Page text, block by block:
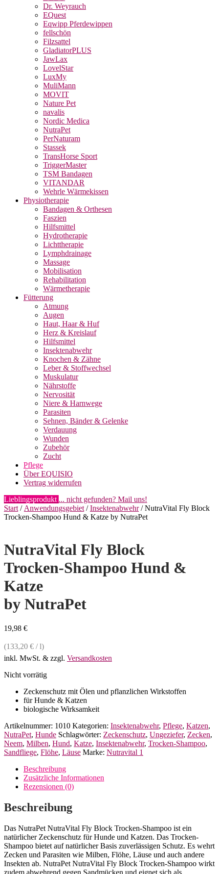
Dr. Weyrauch
EQuest
Eqwipp Pferdewippen
fellschön
Filzsattel
GladiatorPLUS
JawLax
LovelStar
LuxMy
MuliMann
MOVIT
Nature Pet
navalis
Nordic Medica
NutraPet
PerNaturam
Stassek
TransHorse Sport
TriggerMaster
TSM Bandagen
VITANDAR
Wehrle Wärmekissen
Physiotherapie
Bandagen & Orthesen
Faszien
Hilfsmittel
Hydrotherapie
Lichttherapie
Lymphdrainage
Massage
Mobilisation
Rehabilitation
Wärmetherapie
Fütterung
Atmung
Augen
Haut, Haar & Huf
Herz & Kreislauf
Hilfsmittel
Insektenabwehr
Knochen & Zähne
Leber & Stoffwechsel
Muskulatur
Nährstoffe
Nervosität
Niere & Harnwege
Parasiten
Sehnen, Bänder & Gelenke
Verdauung
Wunden
Zubehör
Zucht
Pflege
Über EQUISIO
Vertrag widerrufen
Lieblingsprodukt ... nicht gefunden? Mail uns!
Start / Anwendungsgebiet /Insektenabwehr/ NutraVital Fly Block
Trocken-Shampoo Hund & Katze by NutraPet
NutraVital Fly Block
Trocken-Shampoo Hund &
Katze
by NutraPet
19,98 €
(133,20 € /l)
inkl. MwSt. & zzgl. Versandkosten
Nicht vorrätig
Zeckenschutz mit Ölen und pflanzlichen Wirkstoffen
für Hunde & Katzen
biologische Wirksamkeit
Artikelnummer: 1010 Kategorien: Insektenabwehr, Pflege, Katzen,
NutraPet, Hunde Schlagwörter: Zeckenschutz, Ungeziefer, Zecken,
Neem, Milben, Hund, Katze, Insektenabwehr, Trocken-Shampoo,
Sandfliege, Flöhe, Läuse Marke: Nutravital 1
Beschreibung
Zusätzliche Informationen
Rezensionen (0)
Beschreibung
Das NutraPet NutraVital Fly Block Trocken-Shampoo ist ein
natürlicher Zeckenschutz für Hunde und Katzen. Das Trocken-
Shampoo bietet auf natürlicher Basis zuverlässigen Schutz. Es wehrt
Zecken und Parasiten wie Milben, Flöhe, Läuse und auch andere
Insekten ab. NutraPet NutraVital Fly Block Trocken-Shampoo wirkt
zudem abwehrend gegen Sandmücken und eignet sich als